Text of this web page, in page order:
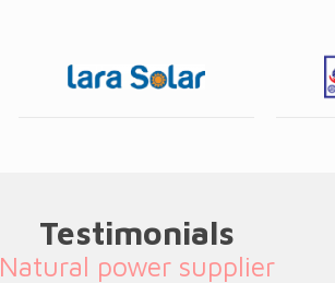
Testimonials
Natural power supplier